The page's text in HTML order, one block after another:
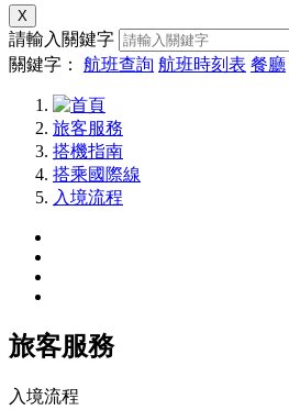
X
請輸入關鍵字
關鍵字： 航班查詢 航班時刻表 餐廳
旅客服務
搭機指南
搭乘國際線
入境流程
旅客服務
入境流程